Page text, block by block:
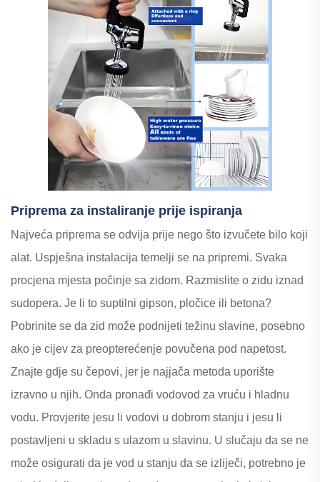
Priprema za instaliranje prije ispiranja
Najveća priprema se odvija prije nego što izvučete bilo koji
alat. Uspješna instalacija temelji se na pripremi. Svaka
procjena mjesta počinje sa zidom. Razmislite o zidu iznad
sudopera. Je li to suptilni gipson, pločice ili betona?
Pobrinite se da zid može podnijeti težinu slavine, posebno
ako je cijev za preopterećenje povučena pod napetost.
Znajte gdje su čepovi, jer je najjača metoda uporište
izravno u njih. Onda pronađi vodovod za vruću i hladnu
vodu. Provjerite jesu li vodovi u dobrom stanju i jesu li
postavljeni u skladu s ulazom u slavinu. U slučaju da se ne
može osigurati da je vod u stanju da se izliječi, potrebno je